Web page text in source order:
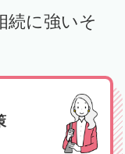
続に強いそ